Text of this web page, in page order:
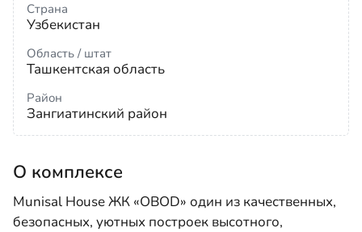
Страна
Узбекистан
Область / штат
Ташкентская область
Район
Зангиатинский район
О комплексе
Munisal House ЖК «OBOD» один из качественных,
безопасных, уютных построек высотного,